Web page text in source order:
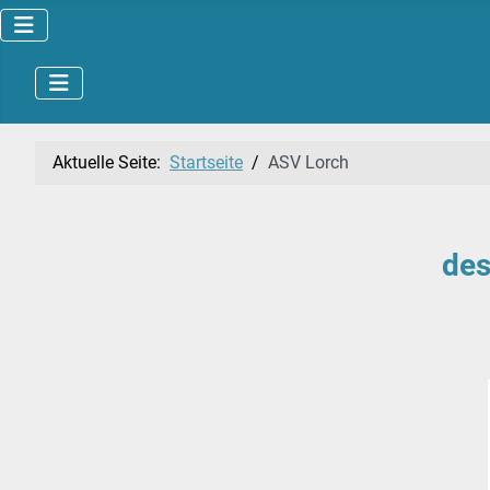
Aktuelle Seite: Startseite ASV Lorch